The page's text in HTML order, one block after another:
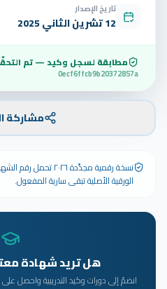
تاريخ الإصدار
12 تشرين الثاني 2025
مطابقة لسجل وكيد — تم
0ecf6ffcb9b20372857a
مشاركة
نسخة رقمية مجدَّدة
الورقية الأصلية تبقى سارية المفعول.
هل تريد شهادة
انضمّ إلى دورات وكيد التدريبية واحصل